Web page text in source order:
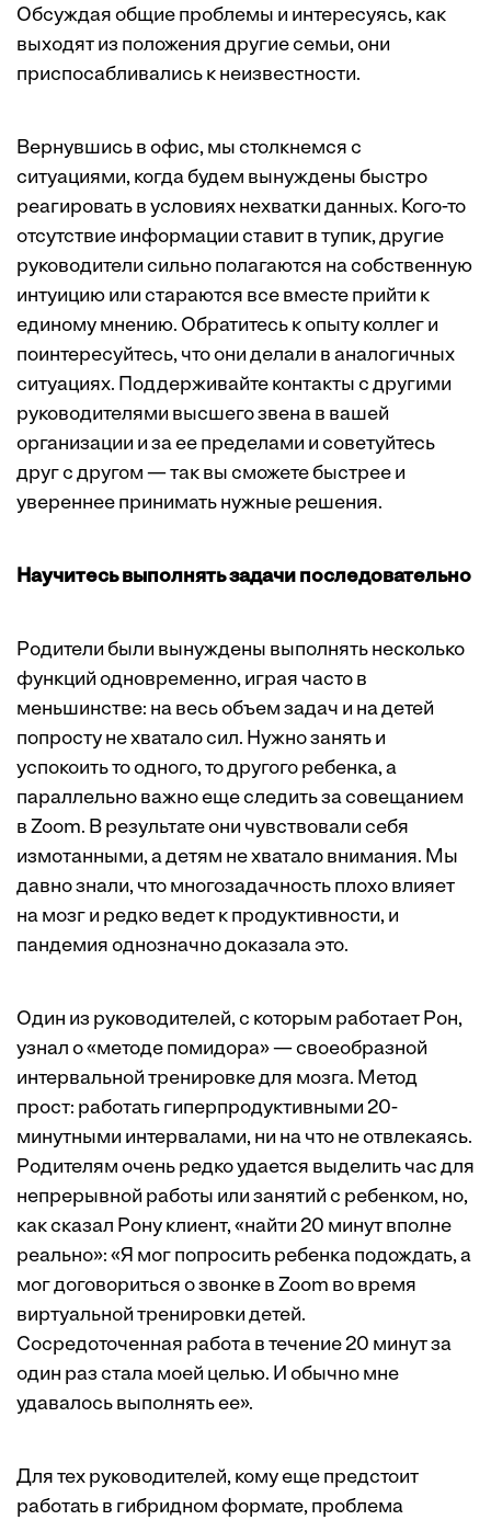
Обсуждая общие проблемы и интересуясь, как
выходят из положения другие семьи, они
приспосабливались к неизвестности.
Вернувшись в офис, мы столкнемся с
ситуациями, когда будем вынуждены быстро
реагировать в условиях нехватки данных. Кого-то
отсутствие информации ставит в тупик, другие
руководители сильно полагаются на собственную
интуицию или стараются все вместе прийти к
единому мнению. Обратитесь к опыту коллег и
поинтересуйтесь, что они делали в аналогичных
ситуациях. Поддерживайте контакты с другими
руководителями высшего звена в вашей
организации и за ее пределами и советуйтесь
друг с другом — так вы сможете быстрее и
увереннее принимать нужные решения.
Научитесь выполнять задачи последовательно
Родители были вынуждены выполнять несколько
функций одновременно, играя часто в
меньшинстве: на весь объем задач и на детей
попросту не хватало сил. Нужно занять и
успокоить то одного, то другого ребенка, а
параллельно важно еще следить за совещанием
в Zoom. В результате они чувствовали себя
измотанными, а детям не хватало внимания. Мы
давно знали, что многозадачность плохо влияет
на мозг и редко ведет к продуктивности, и
пандемия однозначно доказала это.
Один из руководителей, с которым работает Рон,
узнал о «методе помидора» — своеобразной
интервальной тренировке для мозга. Метод
прост: работать гиперпродуктивными 20-
минутными интервалами, ни на что не отвлекаясь.
Родителям очень редко удается выделить час для
непрерывной работы или занятий с ребенком, но,
как сказал Рону клиент, «найти 20 минут вполне
реально»: «Я мог попросить ребенка подождать, а
мог договориться о звонке в Zoom во время
виртуальной тренировки детей.
Сосредоточенная работа в течение 20 минут за
один раз стала моей целью. И обычно мне
удавалось выполнять ее».
Для тех руководителей, кому еще предстоит
работать в гибридном формате, проблема